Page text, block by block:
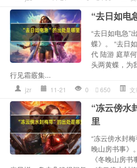
“去日如电
“去日如电急”
蝶》。 “去日
代 陆游 庭草
头两黄蝶，为
行见霜霰集...
jzr 11-21 0 650
“冻云傍水
里
“冻云傍水封
晚山房书事》
《冬晚山房